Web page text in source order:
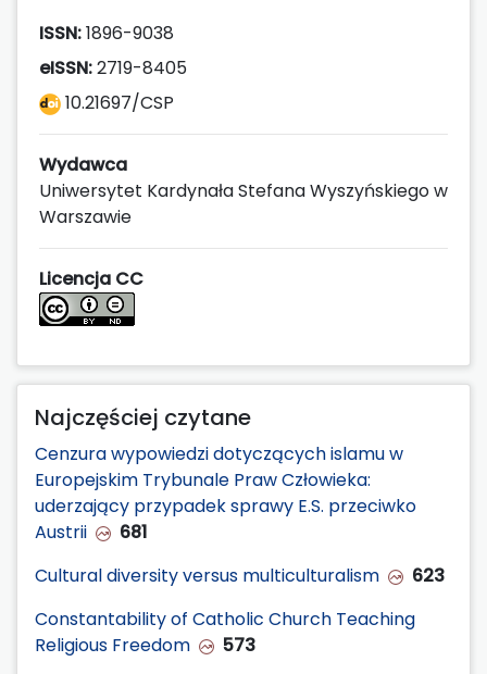
ISSN:1896-9038
eISSN:2719-8405
10.21697/CSP
Wydawca
Uniwersytet Kardynała Stefana Wyszyńskiego w
Warszawie
Licencja CC
Najczęściej czytane
Cenzura wypowiedzi dotyczących islamu w
Europejskim Trybunale Praw Człowieka:
uderzający przypadek sprawy E.S. przeciwko
Austrii
681
Cultural diversity versus multiculturalism
623
Constantability of Catholic Church Teaching
Religious Freedom
573